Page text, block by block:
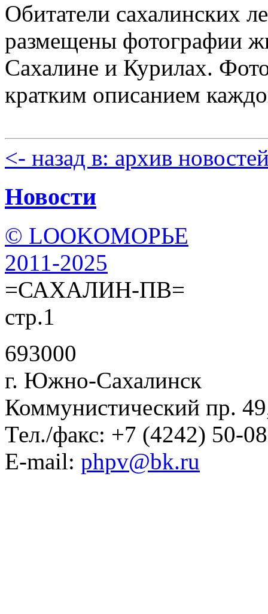
Обитатели сахалинских
размещены фотографии
Сахалине и Курилах.
кратким описанием
<- назад в: архив
Новости
© LOOKОМОРЬЕ
2011-2025
=САХАЛИН-ПВ=
стр.1
693000
г. Южно-Сахалинск
Коммунистический пр.
Тел./факс: +7 (4242) 50-
E-mail: phpv@bk.ru